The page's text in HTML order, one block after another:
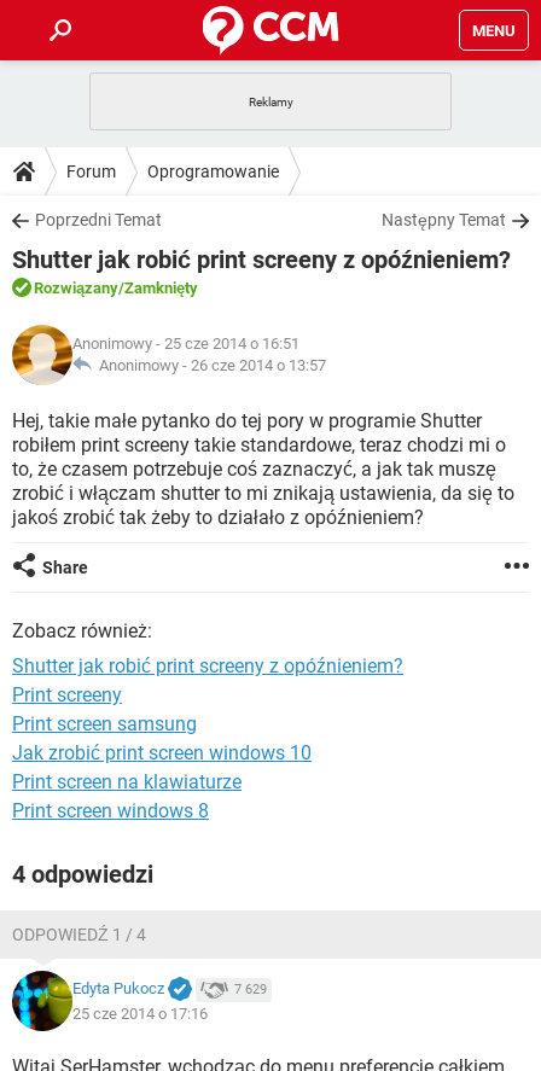
MENU
GRY WHATSAPP
SPOTIFY
INSTAGRAM FACEBOOK
WINDOWS 10
PORADY
PlayStation TIKTOK
SPOTIFY
INSTAGRAM
WINDOWS 10
DO POBRANIA
ANDROID TIKTOK
GRY
IOS NETFLIX
INSTAGRAM
WINDOWS 10
FORUM
COVID-19
GRY WHATSAPP
INSTAGRAM FACEBOOK
WINDOWS 10
ARTYKUŁY
COVID-19
GRY WHATSAPP
SPOTIFY NETFLIX
INSTAGRAM FACEBOOK
Forum Oprogramowanie
Poprzedni Temat Następny Temat
Shutter jak robić print screeny z opóźnieniem?
Rozwiązany/Zamknięty
Anonimowy - 25 cze 2014 o 16:51
Anonimowy - 26 cze 2014 o 13:57
Hej, takie małe pytanko do tej pory w programie Shutter
robiłem print screeny takie standardowe, teraz chodzi mi o
to, że czasem potrzebuje coś zaznaczyć, a jak tak muszę
zrobić i włączam shutter to mi znikają ustawienia, da się to
jakoś zrobić tak żeby to działało z opóźnieniem?
Share
Zobacz również:
Shutter jak robić print screeny z opóźnieniem?
Print screeny
Print screen samsung
Jak zrobić print screen windows 10
Print screen na klawiaturze
Print screen windows 8
4 odpowiedzi
ODPOWIEDŹ 1 / 4
Edyta Pukocz 7 629
25 cze 2014 o 17:16